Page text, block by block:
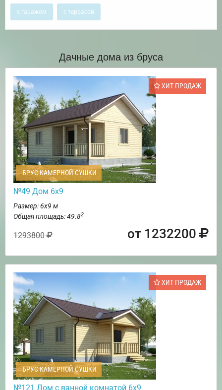
с гаражом с террасой
Дачные дома из бруса
ХИТ ПРОДАЖ
БРУС КАМЕРНОЙ СУШКИ
№49 Дом 6х9
Размер: 6х9 м
Общая площадь: 49.82
1293800 от 1232200
ХИТ ПРОДАЖ
БРУС КАМЕРНОЙ СУШКИ
№121 Дом с ванной комнатой 6х9